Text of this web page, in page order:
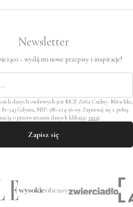
Newsletter
– wyślij mi nowe przepisy i inspiracje!
danych osobowych jest MCE Zofia Cudny- Mitschke,
543 Gdynia, NIP: 586-214-56-09. Zapoznaj się z pełną
o przetwarzaniu danych klikając tutaj.
Zapisz się